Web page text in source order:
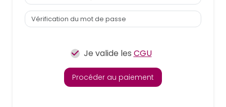
Je valide les CGU
Procéder au paiement